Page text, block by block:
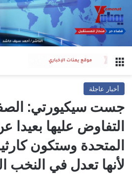
القائمة
أخبار عاجلة
جست سيكيورتي:
التفاوض عليها بعيدا
المتحدة وستكون
لأنها تعدل في النخب